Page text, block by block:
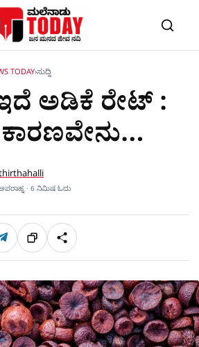
TODAY›ಸುದ್ದಿ
ಇದೆ ಅಡಿಕೆ ರೇಟ್​ :
· 6 ನಿಮಿಷ ಓದು
T
l
e
a
m
ಲಿಂ
ಕ್
S
h
a
r
e